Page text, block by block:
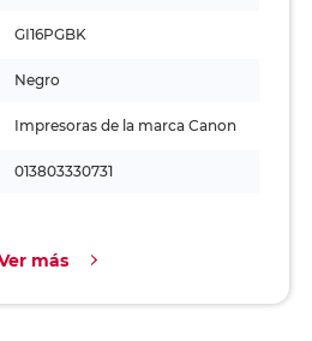
GI16PGBK
Negro
Impresoras de la marca Canon
013803330731
más